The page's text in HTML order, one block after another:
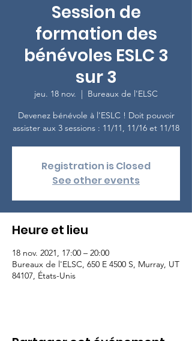
Session de
formation des
bénévoles ESLC 3
sur 3
jeu. 18 nov.
  |
Bureaux de l'ELSC
Devenez bénévole à l'ESLC ! Doit pouvoir
assister aux 3 sessions : 11/11, 11/16 et 11/18
Registration is Closed
See other events
Heure et lieu
18 nov. 2021, 17:00 – 20:00
Bureaux de l'ELSC, 650 E 4500 S, Murray, UT
84107, États-Unis